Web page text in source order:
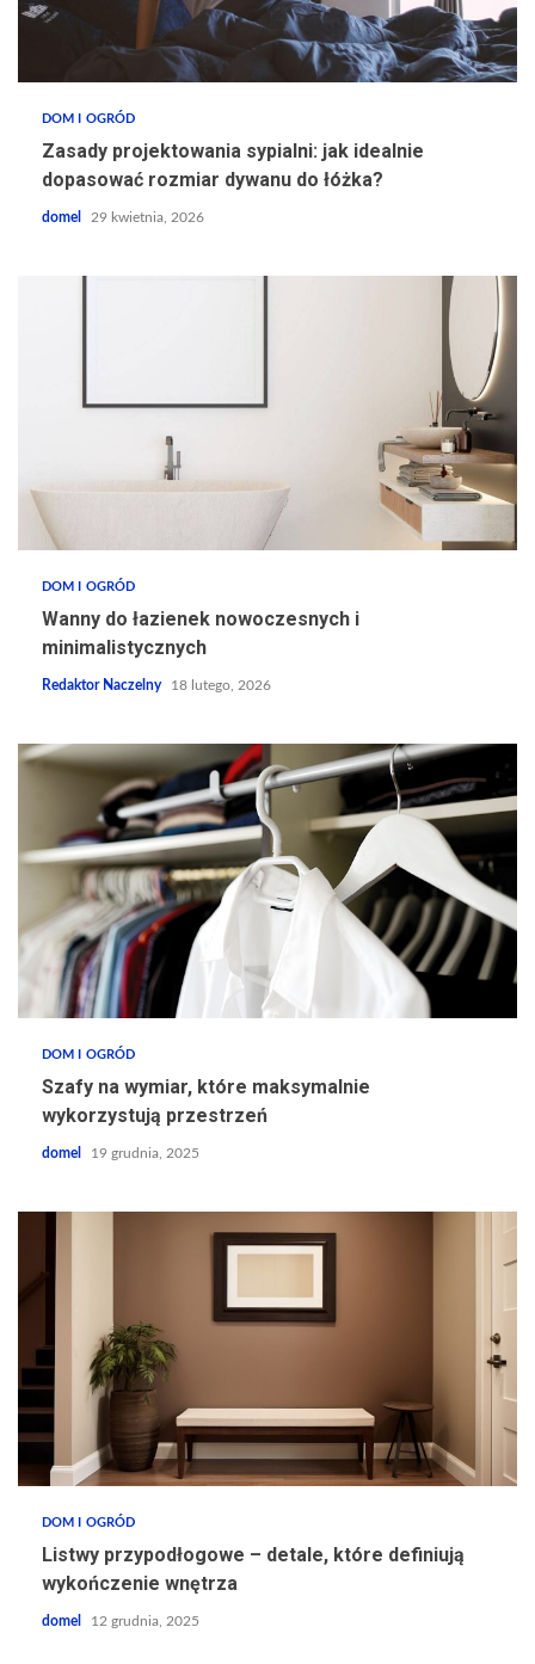
DOM I OGRÓD
Zasady projektowania sypialni: jak idealnie
dopasować rozmiar dywanu do łóżka?
domel 29 kwietnia, 2026
DOM I OGRÓD
Wanny do łazienek nowoczesnych i
minimalistycznych
Redaktor Naczelny 18 lutego, 2026
DOM I OGRÓD
Szafy na wymiar, które maksymalnie
wykorzystują przestrzeń
domel 19 grudnia, 2025
DOM I OGRÓD
Listwy przypodłogowe – detale, które definiują
wykończenie wnętrza
domel 12 grudnia, 2025